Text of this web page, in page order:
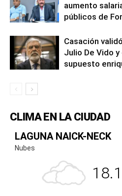
aumento
públicos de
Casación
Julio De Vido
supuesto
CLIMA EN LA CIUDAD
LAGUNA NAICK-NECK
Nubes
18.1